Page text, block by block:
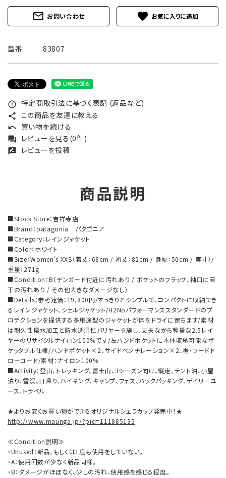
mail_outline お問い合わせ favorite
型番: 83807
error_outline 特定商取引法に基づく表記 (返品など)
share この商品を友達に教える
undo 買い物を続ける
forum レビューを見る(0件)
rate_review レビューを投稿
商品説明
■Stock Store：吉祥寺店
■Brand：patagonia パタゴニア
■Category：レインジャケット
■Color：ホワイト
■Size：Women's XXS（着丈：68cm / 裄丈：82cm / 身幅：50cm / 実寸）/
重量：271g
■Condition：B（チンガード付近に汚れあり / ポケットのフラップ、袖口に若
干の汚れあり / その他大きなダメージなし）
■Details：参考定価：19,800円/すっきりとシンプルで、コンパクトに収納でき
るレインジャケット、シェルジャケット/H2Noパフォーマンススタンダードのプ
ロテクションを提供する多用途型のジャケットが体をドライに保ちます/素材
は耐久性撥水加工と防水透湿性バリヤーを施し、丈夫ながら軽量な2.5レイ
ヤーのリサイクルナイロン100%です/左ハンドポケットに本体収納可能なポ
ケッタブル仕様/ハンドポケット×2、サイドベンチレーション×2、裾・フードド
ローコード/素材：ナイロン100%
■Activity：登山、トレッキング、富士山、3シーズン向け、縦走、テント泊、小屋
泊り、雪渓、日帰り、ハイキング、キャンプ、フェス、バックパッキング、デイリーユ
ース、トラベル
★よりお安くお買い物ができるオリジナルシェラカップ発売中！★
http://www.maunga.jp/?pid=111885135
≪Condition説明≫
・Unused：新品、もしくは1度も使用をしていない。
・A：使用回数が少なく新品同様。
・B：ダメージがほぼなく、少しの汚れ、使用感を感じる程度。